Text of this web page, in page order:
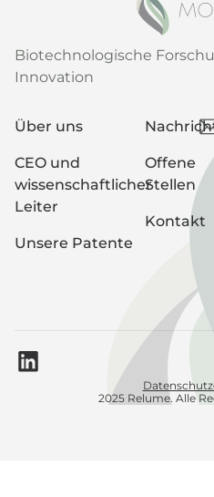
Biotechnologische
Innovation
Über uns
CEO und
wissenschaftlicher
Leiter
Unsere Patente
Offene
Stellen
Kontakt
2025 Relume. Alle